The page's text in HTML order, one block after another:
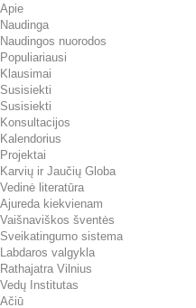
Apie
Naudinga
Naudingos nuorodos
Populiariausi
Klausimai
Susisiekti
Susisiekti
Konsultacijos
Kalendorius
Projektai
Karvių ir Jaučių Globa
Vedinė literatūra
Ajureda kiekvienam
Vaišnaviškos šventės
Sveikatingumo sistema
Labdaros valgykla
Rathajatra Vilnius
Vedų Institutas
Ačiū